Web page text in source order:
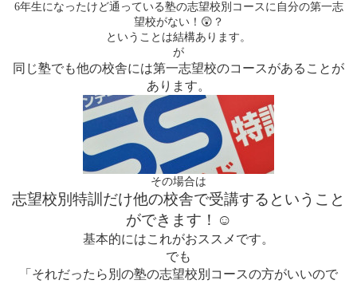
6年生になったけど通っている塾の志望校別コースに自分の第一志
望校がない！ 😲 ？
ということは結構あります。
が
同じ塾でも他の校舎には第一志望校のコースがあることが
あります。
その場合は
志望校別特訓だけ他の校舎で受講するということ
ができます！ ☺
基本的にはこれがおススメです。
でも
「それだったら別の塾の志望校別コースの方がいいので